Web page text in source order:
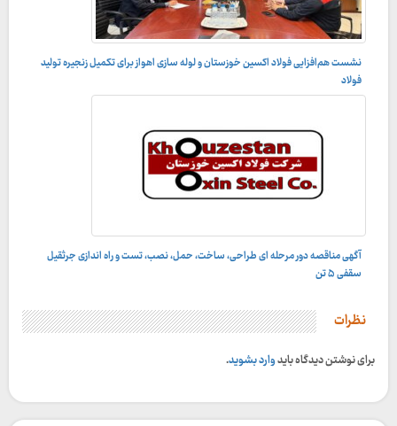
نشست هم‌افزایی فولاد اکسین خوزستان و لوله‌ سازی اهواز برای تکمیل زنجیره تولید
فولاد
آگهی مناقصه دور مرحله ای طراحی، ساخت، حمل، نصب، تست و راه اندازى جرثقيل
سقفى ۵ تن
نظرات
برای نوشتن دیدگاه بایدوارد بشوید.